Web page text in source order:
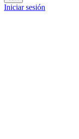
Iniciar sesión